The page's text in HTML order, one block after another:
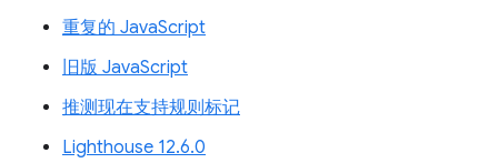
重复的 JavaScript
旧版 JavaScript
推测现在支持规则标记
Lighthouse 12.6.0